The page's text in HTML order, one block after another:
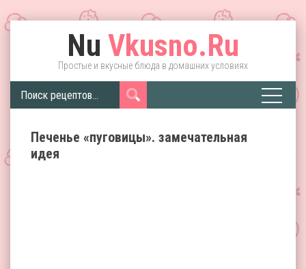
Nu Vkusno.Ru
Простые и вкусные блюда в домашних условиях
Печенье «пуговицы». замечательная
идея